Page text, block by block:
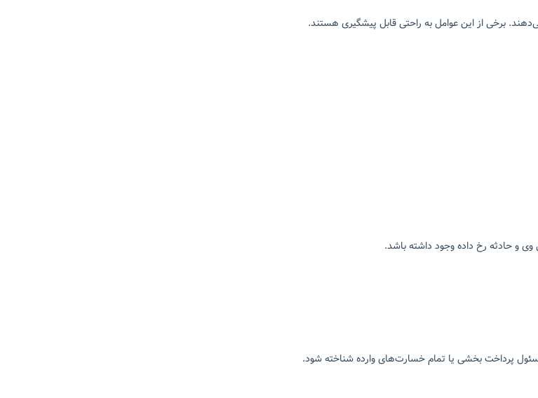
برخی از این عوامل به راحتی قابل پیشگیری هستند.
و حادثه رخ داده وجود داشته باشد.
پرداخت بخشی یا تمام خسارت‌های وارده شناخته شود.